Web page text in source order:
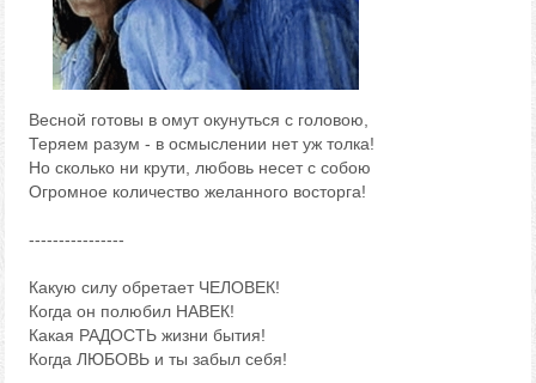
Весной готовы в омут окунуться с головою,
Теряем разум - в осмыслении нет уж толка!
Но сколько ни крути, любовь несет с собою
Огромное количество желанного восторга!
----------------
Какую силу обретает ЧЕЛОВЕК!
Когда он полюбил НАВЕК!
Какая РАДОСТЬ жизни бытия!
Когда ЛЮБОВЬ и ты забыл себя!